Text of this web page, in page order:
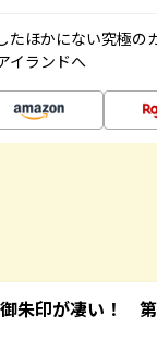
たほかにない究極
イランドへ
朱印が凄い！